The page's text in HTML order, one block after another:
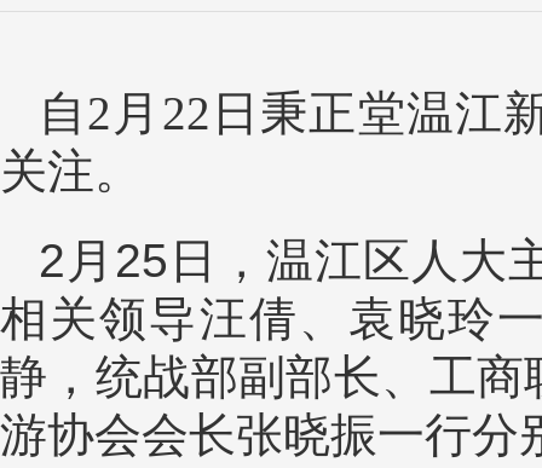
自2月22日秉正堂温江
关注。
2月25日，温江区人大
相关领导汪倩、袁晓玲
静，统战部副部长、工
游协会会长张晓振一行分